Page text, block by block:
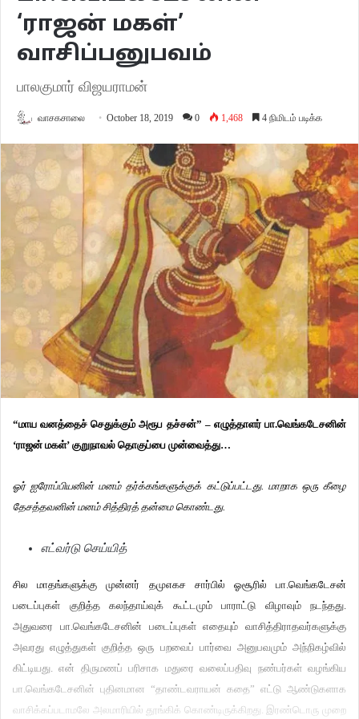
‘ராஜன் மகள்’
வாசிப்பனுபவம்
பாலகுமார் விஜயராமன்
வாசகசாலை October 18, 2019 0 1,468 4 நிமிடம் படிக்க
“மாய வனத்தைச் செதுக்கும் அரூப தச்சன்” – எழுத்தாளர் பா.வெங்கடேசனின்
‘ராஜன் மகள்’ குறுநாவல் தொகுப்பை முன்வைத்து…
ஓர் ஐரோப்பியனின் மனம் தர்க்கங்களுக்குக் கட்டுப்பட்டது. மாறாக ஒரு கீழை
தேசத்தவனின் மனம் சித்திரத் தன்மை கொண்டது.
எட்வர்டு செய்யித்
சில மாதங்களுக்கு முன்னர் தமுஎகச சார்பில் ஓசூரில் பா.வெங்கடேசன்
படைப்புகள் குறித்த கலந்தாய்வுக் கூட்டமும் பாராட்டு விழாவும் நடந்தது.
அதுவரை பா.வெங்கடேசனின் படைப்புகள் எதையும் வாசித்திராதவர்களுக்கு
அவரது எழுத்துகள் குறித்த ஒரு பறவைப் பார்வை அனுபவமும் அந்நிகழ்வில்
கிட்டியது. என் திருமணப் பரிசாக மதுரை வலைப்பதிவு நண்பர்கள் வழங்கிய
பா.வெங்கடேசனின் புதினமான “தாண்டவராயன் கதை” எட்டு ஆண்டுகளாக
வாசிக்கப்படாமலே அலமாரியில் தூங்கிக் கொண்டிருக்கிறது. இரண்டொரு முறை